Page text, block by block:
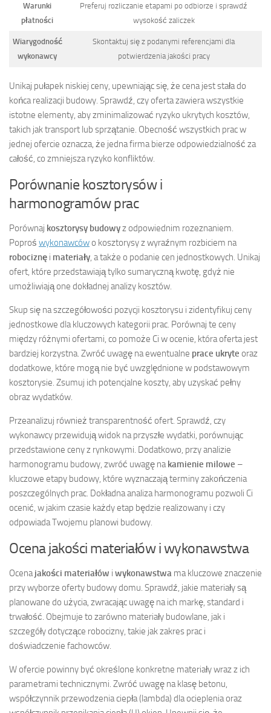
Warunki
płatności
Preferuj rozliczanie etapami po odbiorze i sprawdź
wysokość zaliczek
Wiarygodność
wykonawcy
Skontaktuj się z podanymi referencjami dla
potwierdzenia jakości pracy
Unikaj pułapek niskiej ceny, upewniając się, że cena jest stała do
końca realizacji budowy. Sprawdź, czy oferta zawiera wszystkie
istotne elementy, aby zminimalizować ryzyko ukrytych kosztów,
takich jak transport lub sprzątanie. Obecność wszystkich prac w
jednej ofercie oznacza, że jedna firma bierze odpowiedzialność za
całość, co zmniejsza ryzyko konfliktów.
Porównanie kosztorysów i
harmonogramów prac
Porównaj kosztorysy budowyz odpowiednim rozeznaniem.
Poproś wykonawcówo kosztorysy z wyraźnym rozbiciem na
robociznę i materiały, a także o podanie cen jednostkowych. Unikaj
ofert, które przedstawiają tylko sumaryczną kwotę, gdyż nie
umożliwiają one dokładnej analizy kosztów.
Skup się na szczegółowości pozycji kosztorysu i zidentyfikuj ceny
jednostkowe dla kluczowych kategorii prac. Porównaj te ceny
między różnymi ofertami, co pomoże Ci w ocenie, która oferta jest
bardziej korzystna. Zwróć uwagę na ewentualne prace ukryte oraz
dodatkowe, które mogą nie być uwzględnione w podstawowym
kosztorysie. Zsumuj ich potencjalne koszty, aby uzyskać pełny
obraz wydatków.
Przeanalizuj również transparentność ofert. Sprawdź, czy
wykonawcy przewidują widok na przyszłe wydatki, porównując
przedstawione ceny z rynkowymi. Dodatkowo, przy analizie
harmonogramu budowy, zwróć uwagę nakamienie milowe –
kluczowe etapy budowy, które wyznaczają terminy zakończenia
poszczególnych prac. Dokładna analiza harmonogramu pozwoli Ci
ocenić, w jakim czasie każdy etap będzie realizowany i czy
odpowiada Twojemu planowi budowy.
Ocena jakości materiałów i wykonawstwa
Ocenajakości materiałów i wykonawstwa ma kluczowe znaczenie
przy wyborze oferty budowy domu. Sprawdź, jakie materiały są
planowane do użycia, zwracając uwagę na ich markę, standard i
trwałość. Obejmuje to zarówno materiały budowlane, jak i
szczegóły dotyczące robocizny, takie jak zakres prac i
doświadczenie fachowców.
W ofercie powinny być określone konkretne materiały wraz z ich
parametrami technicznymi. Zwróć uwagę na klasę betonu,
współczynnik przewodzenia ciepła (lambda) dla ocieplenia oraz